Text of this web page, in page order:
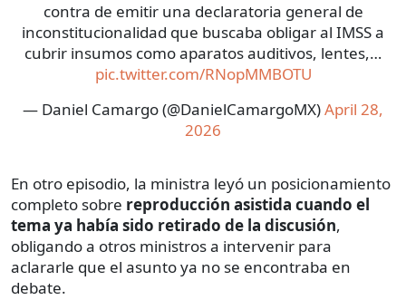
contra de emitir una declaratoria general de
inconstitucionalidad que buscaba obligar al IMSS a
cubrir insumos como aparatos auditivos, lentes,…
pic.twitter.com/RNopMMBOTU
— Daniel Camargo (@DanielCamargoMX)April 28,
2026
En otro episodio, la ministra leyó un posicionamiento
completo sobre reproducción asistida cuando el
tema ya había sido retirado de la discusión,
obligando a otros ministros a intervenir para
aclararle que el asunto ya no se encontraba en
debate.